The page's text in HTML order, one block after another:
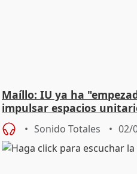
Maíllo: IU ya ha
impulsar espacios
Sonido Totales 02/